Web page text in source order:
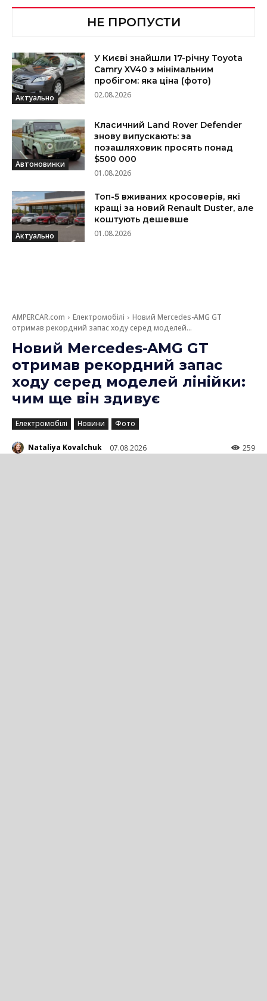
НЕ ПРОПУСТИ
Актуально
У Києві знайшли 17-річну Toyota
Camry XV40 з мінімальним
пробігом: яка ціна (фото)
02.08.2026
Автоновинки
Класичний Land Rover Defender
знову випускають: за
позашляховик просять понад
$500 000
01.08.2026
Актуально
Топ-5 вживаних кросоверів, які
кращі за новий Renault Duster, але
коштують дешевше
01.08.2026